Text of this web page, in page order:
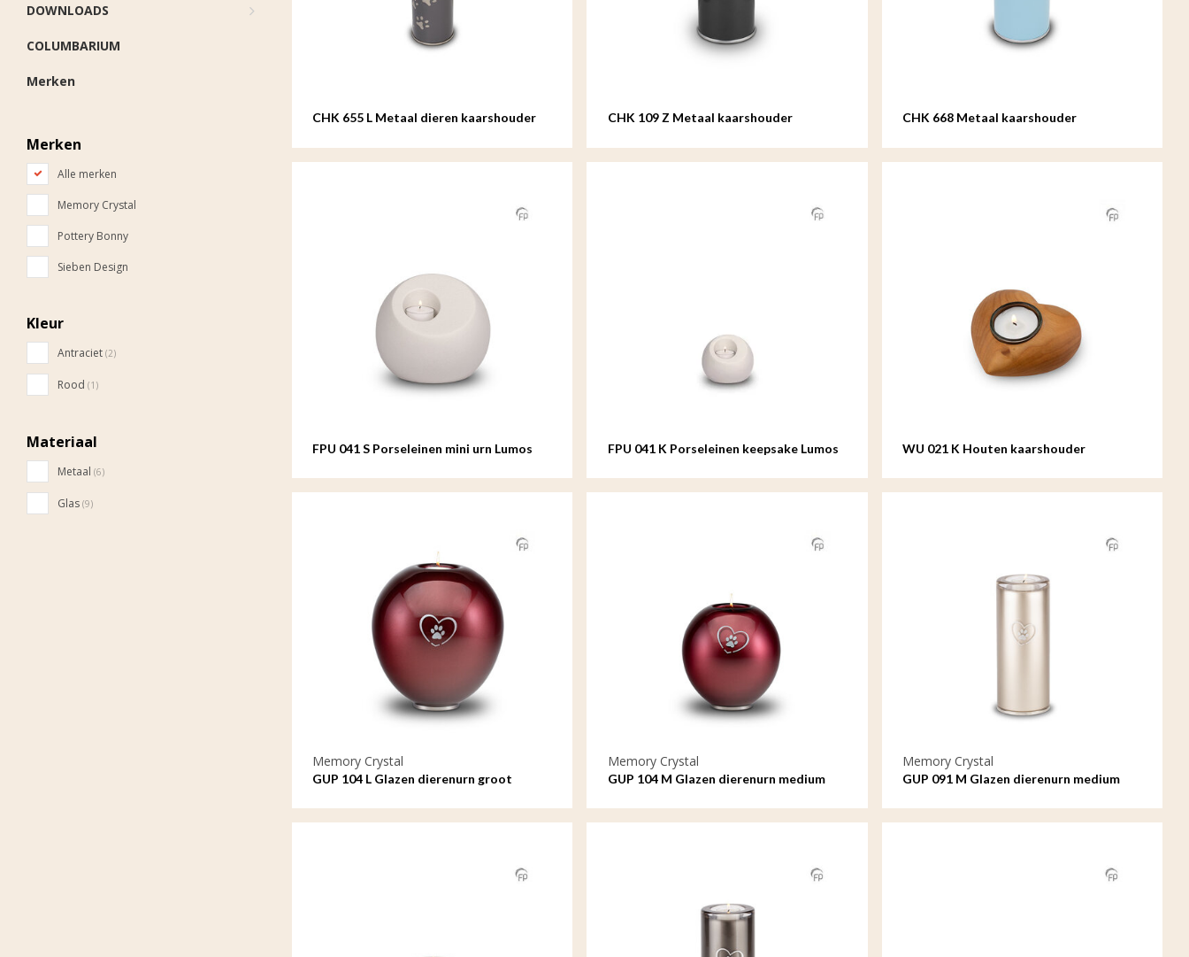
DOWNLOADS
COLUMBARIUM
Merken
Merken
Alle merken
Memory Crystal
Pottery Bonny
Sieben Design
Kleur
Antraciet (2)
Rood (1)
Materiaal
Metaal (6)
Glas (9)
CHK 655 L Metaal dieren kaarshouder
CHK 109 Z Metaal kaarshouder CHK 668 Metaal kaarshouder
FPU 041 S Porseleinen mini urn Lumos FPU 041 K Porseleinen keepsake Lumos WU 021 K Houten kaarshouder
Memory Crystal
GUP 104 L Glazen dierenurn groot
Memory Crystal
GUP 104 M Glazen dierenurn medium
Memory Crystal
GUP 091 M Glazen dierenurn medium